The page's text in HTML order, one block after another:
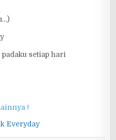
setiap hari
!
Everyday